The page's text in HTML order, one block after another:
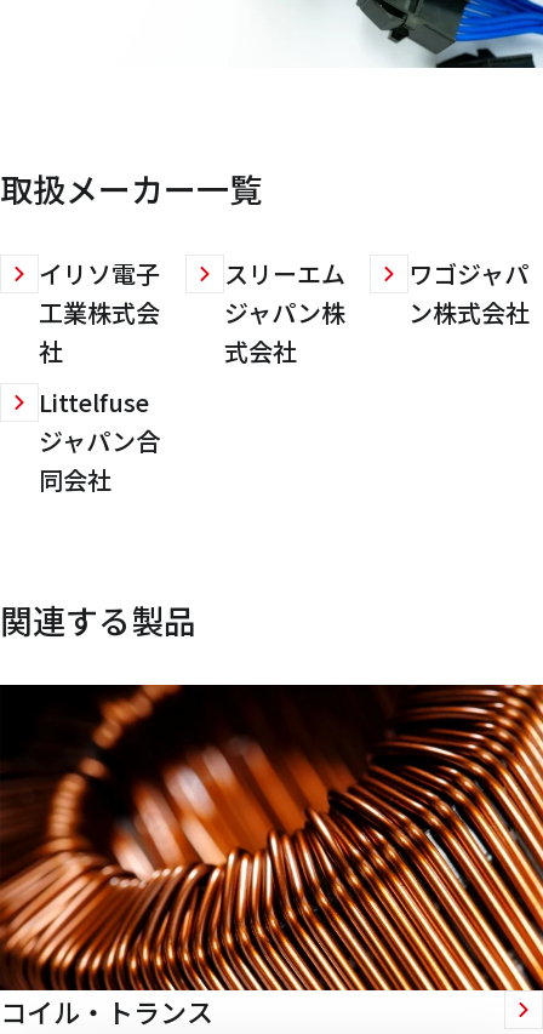
取扱メーカー一覧
イリソ電子
工業株式会
社
スリーエム
ジャパン株
式会社
ワゴジャパ
ン株式会社
Littelfuse
ジャパン合
同会社
関連する製品
コイル・トランス